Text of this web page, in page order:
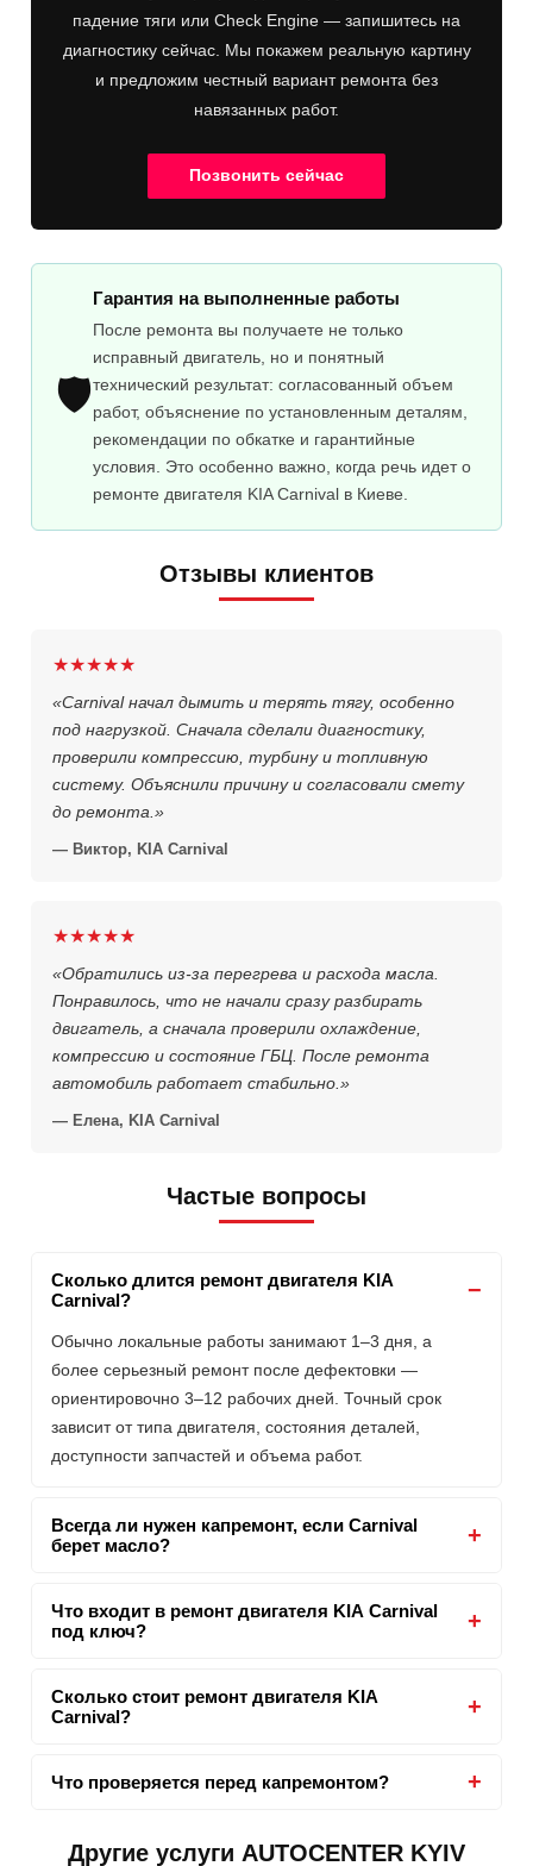
падение тяги или Check Engine — запишитесь на
диагностику сейчас. Мы покажем реальную картину
и предложим честный вариант ремонта без
навязанных работ.
Позвонить сейчас
🛡️
Гарантия на выполненные работы
После ремонта вы получаете не только
исправный двигатель, но и понятный
технический результат: согласованный объем
работ, объяснение по установленным деталям,
рекомендации по обкатке и гарантийные
условия. Это особенно важно, когда речь идет о
ремонте двигателя KIA Carnival в Киеве.
Отзывы клиентов
★★★★★
«Carnival начал дымить и терять тягу, особенно
под нагрузкой. Сначала сделали диагностику,
проверили компрессию, турбину и топливную
систему. Объяснили причину и согласовали смету
до ремонта.»
— Виктор, KIA Carnival
★★★★★
«Обратились из-за перегрева и расхода масла.
Понравилось, что не начали сразу разбирать
двигатель, а сначала проверили охлаждение,
компрессию и состояние ГБЦ. После ремонта
автомобиль работает стабильно.»
— Елена, KIA Carnival
Частые вопросы
Сколько длится ремонт двигателя KIA
Carnival?
Обычно локальные работы занимают 1–3 дня, а
более серьезный ремонт после дефектовки —
ориентировочно 3–12 рабочих дней. Точный срок
зависит от типа двигателя, состояния деталей,
доступности запчастей и объема работ.
Всегда ли нужен капремонт, если Carnival
берет масло?
Что входит в ремонт двигателя KIA Carnival
под ключ?
Сколько стоит ремонт двигателя KIA
Carnival?
Что проверяется перед капремонтом?
Другие услуги AUTOCENTER KYIV